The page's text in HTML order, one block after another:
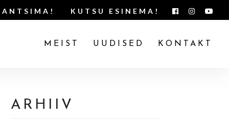
KUTSU ESINEMA!
MEIST UUDISED KONTAKT
ARHIIV